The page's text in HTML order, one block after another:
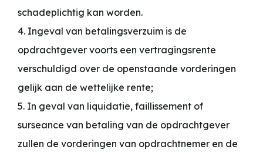
schadeplichtig kan worden.
4. Ingeval van betalingsverzuim is de
opdrachtgever voorts een vertragingsrente
verschuldigd over de openstaande vorderingen
gelijk aan de wettelijke rente;
5. In geval van liquidatie, faillissement of
surseance van betaling van de opdrachtgever
zullen de vorderingen van opdrachtnemer en de